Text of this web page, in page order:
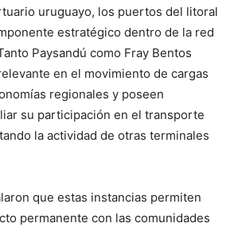
uruguayo, los puertos del litoral
estratégico dentro de la red
Paysandú como Fray Bentos
en el movimiento de cargas
regionales y poseen
su participación en el transporte
la actividad de otras terminales
que estas instancias permiten
permanente con las comunidades